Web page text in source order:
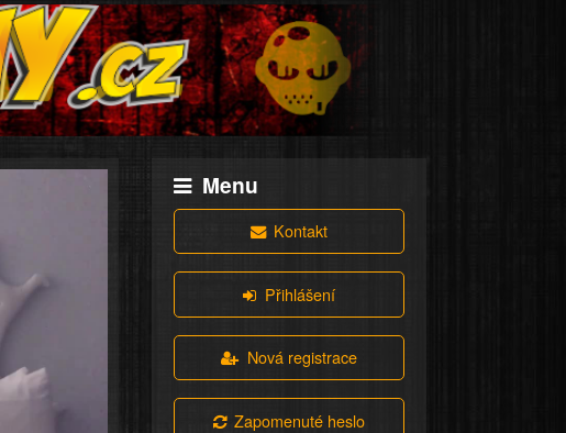
Menu
Kontakt
Přihlášení
Nová registrace
Zapomenuté heslo